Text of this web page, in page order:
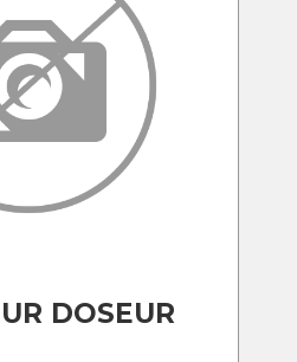
DOSEUR